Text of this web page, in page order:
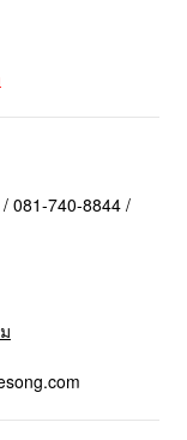
081-740-8844 /